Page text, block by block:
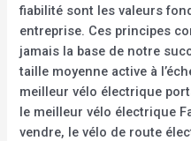
fiabilité sont les valeurs
entreprise. Ces principes
jamais la base de notre
taille moyenne active à
meilleur vélo électrique
le meilleur vélo électrique
vendre, le vélo de route